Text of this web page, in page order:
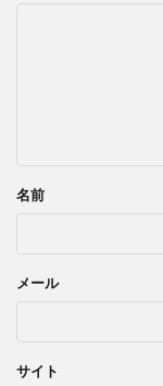
名前
メール
サイト